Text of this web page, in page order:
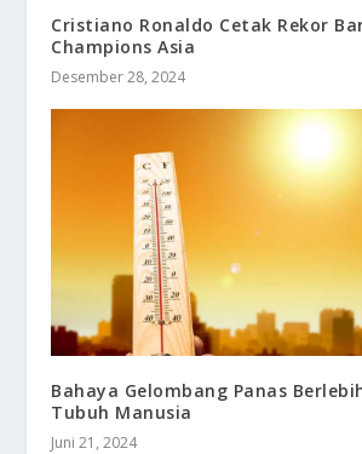
Cristiano Ronaldo Cetak Rekor
Champions Asia
Desember 28, 2024
Bahaya Gelombang Panas
Tubuh Manusia
Juni 21, 2024